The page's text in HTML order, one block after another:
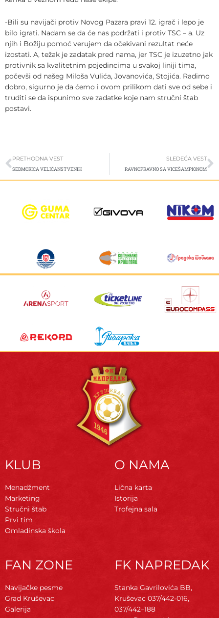
-Bili su navijači protiv Novog Pazara pravi 12. igrač i lepo je
bilo igrati. Nadam se da će nas podržati i protiv TSC – a. Uz
njih i Božiju pomoć verujem da očekivani rezultat neće
izostati. A, težak je zadatak pred nama, jer TSC je izuzetno jak
protivnik sa kvalitetnim pojedincima u svakoj liniji tima,
počevši od našeg Miloša Vulića, Jovanovića, Stojića. Radimo
dobro, sigurno je da ćemo i ovom prilikom dati sve od sebe i
truditi se da ispunimo sve zadatke koje nam stručni štab
postavi.
Prev
PRETHODNA VEST
SEDMORICA VELIČANSTVENIH
SLEDEĆA VEST
RAVNOPRAVNO SA VICEŠAMPIONOM
KLUB
Menadžment
Marketing
Stručni štab
Prvi tim
Omladinska škola
O NAMA
Lična karta
Istorija
Trofejna sala
FAN ZONE
Navijačke pesme
Grad Kruševac
Galerija
FK NAPREDAK
Stanka Gavrilovića BB,
Kruševac 037/442-016,
037/442–188